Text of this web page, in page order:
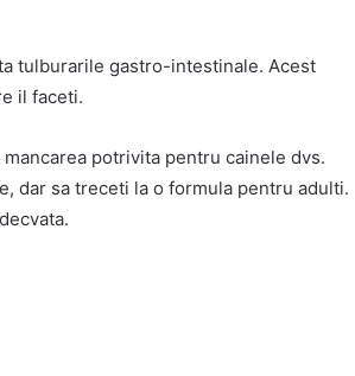
tulburarile gastro-intestinale. Acest
il faceti.
potrivita pentru cainele dvs.
dar sa treceti la o formula pentru adulti.